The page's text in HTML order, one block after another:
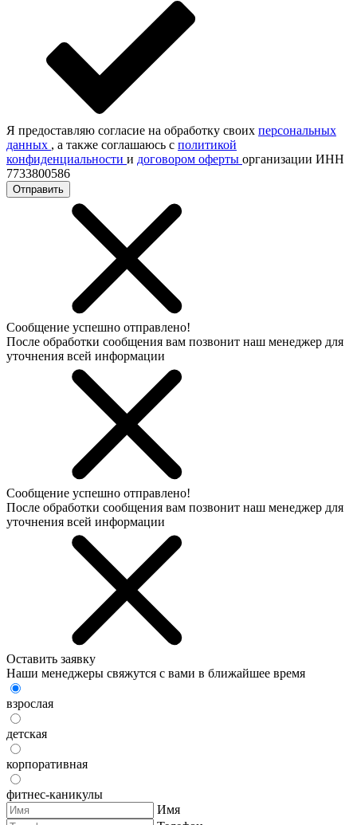
Я предоставляю согласие на обработку своих персональных
данных , а также соглашаюсь с политикой
конфиденциальности и договором оферты организации ИНН
7733800586
Отправить
Сообщение успешно отправлено!
После обработки сообщения вам позвонит наш менеджер для
уточнения всей информации
Сообщение успешно отправлено!
После обработки сообщения вам позвонит наш менеджер для
уточнения всей информации
Оставить заявку
Наши менеджеры свяжутся с вами в ближайшее время
взрослая
детская
корпоративная
фитнес-каникулы
Имя